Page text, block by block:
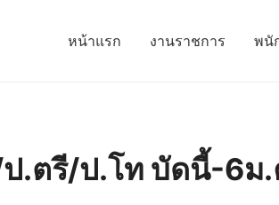
หน้าแรก งานราชการ พนั
.ตรี/ป.โท บัดนี้-6ม